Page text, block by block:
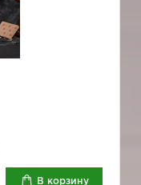
В корзину